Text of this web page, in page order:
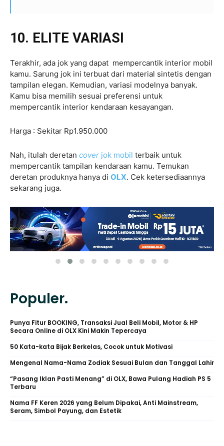
10. ELITE VARIASI
Terakhir, ada jok yang dapat mempercantik interior mobil
kamu. Sarung jok ini terbuat dari material sintetis dengan
tampilan elegan. Kemudian, variasi modelnya banyak.
Kamu bisa memilih sesuai preferensi untuk
mempercantik interior kendaraan kesayangan.
Harga : Sekitar Rp1.950.000
Nah, itulah deretan cover jok mobil terbaik untuk
mempercantik tampilan kendaraan kamu. Temukan
deretan produknya hanya di OLX. Cek ketersediaannya
sekarang juga.
Populer.
Punya Fitur BOOKING, Transaksi Jual Beli Mobil, Motor & HP
Secara Online di OLX Kini Makin Tepercaya
50 Kata-kata Bijak Berkelas, Cocok untuk Motivasi
Mengenal Nama-Nama Zodiak Sesuai Bulan dan Tanggal Lahir
“Pasang Iklan Pasti Menang” di OLX, Bawa Pulang Hadiah PS 5
Terbaru
Nama FF Keren 2026 yang Belum Dipakai, Anti Mainstream,
Seram, Simbol Payung, dan Estetik